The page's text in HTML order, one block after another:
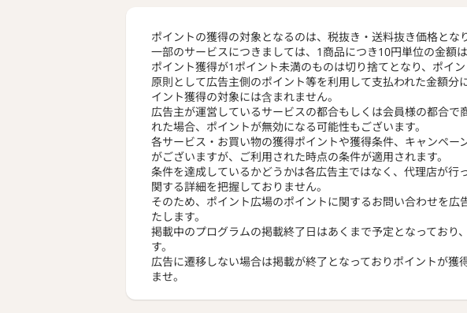
ポイントの獲得の対象となるのは、税抜き・送料抜き価格となり
一部のサービスにつきましては、1商品につき10円単位の金額は
ポイント獲得が1ポイント未満のものは切り捨てとなり、ポイ
原則として広告主側のポイント等を利用して支払われた金額分
イント獲得の対象には含まれません。
広告主が運営しているサービスの都合もしくは会員様の都合で
れた場合、ポイントが無効になる可能性もございます。
各サービス・お買い物の獲得ポイントや獲得条件、キャンペー
がございますが、ご利用された時点の条件が適用されます。
条件を達成しているかどうかは各広告主ではなく、代理店が行
関する詳細を把握しておりません。
そのため、ポイント広場のポイントに関するお問い合わせを広
たします。
掲載中のプログラムの掲載終了日はあくまで予定となっており
す。
広告に遷移しない場合は掲載が終了となっておりポイントが獲
ませ。